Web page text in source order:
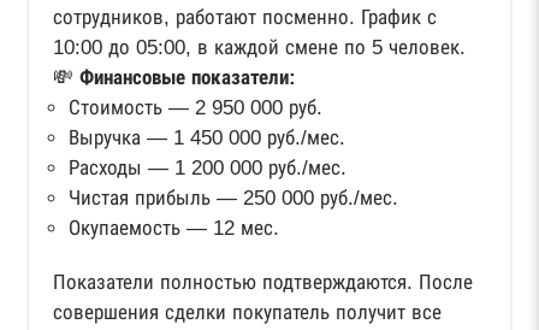
сотрудников, работают посменно. График с
10:00 до 05:00, в каждой смене по 5 человек.
💸 Финансовые показатели:
Стоимость — 2 950 000 руб.
Выручка — 1 450 000 руб./мес.
Расходы — 1 200 000 руб./мес.
Чистая прибыль — 250 000 руб./мес.
Окупаемость — 12 мес.
Показатели полностью подтверждаются. После
совершения сделки покупатель получит все